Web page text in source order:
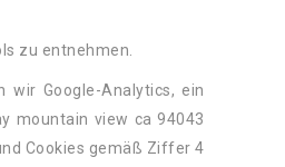
zu entnehmen.
Google-Analytics, ein
mountain view ca 94043
Cookies gemäß Ziffer 4